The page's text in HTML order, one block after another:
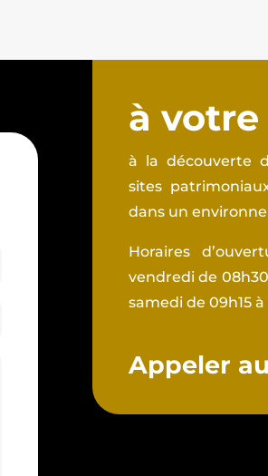
à
à la découverte
sites
dans un
Horaires
vendredi de
samedi de 09h15 à
Appeler au